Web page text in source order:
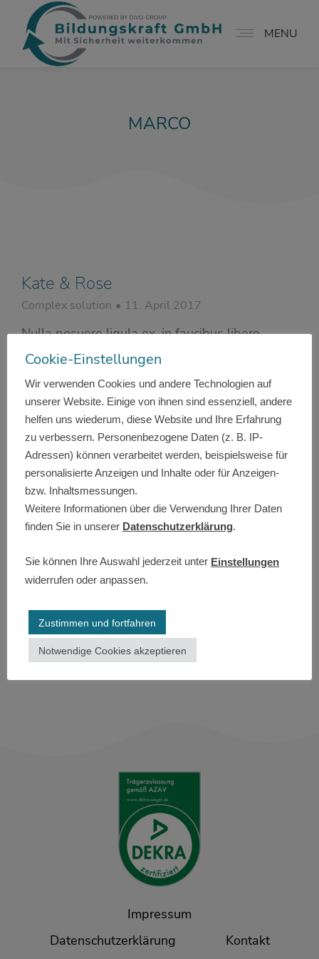
MENU
MARCO
Kate & Rose
Complex solution 11. April 2017
Nulla posuere ligula ex, in faucibus libero
semper id. Suspendisse non elit lacus.
Details
Jeckerson Club
Software integration
Curabitur aliquam dolor at bibendum
auctor!
← 1 2
Impressum
Datenschutzerklärung
Kontakt
Cookie-Einstellungen
Wir verwenden Cookies und andere Technologien auf
unserer Website. Einige von ihnen sind essenziell, andere
helfen uns wiederum, diese Website und Ihre Erfahrung
zu verbessern. Personenbezogene Daten (z. B. IP-
Adressen) können verarbeitet werden, beispielsweise für
personalisierte Anzeigen und Inhalte oder für Anzeigen-
bzw. Inhaltsmessungen.
Weitere Informationen über die Verwendung Ihrer Daten
finden Sie in unserer Datenschutzerklärung.
Sie können Ihre Auswahl jederzeit unter Einstellungen
widerrufen oder anpassen.
Zustimmen und fortfahren
Notwendige Cookies akzeptieren